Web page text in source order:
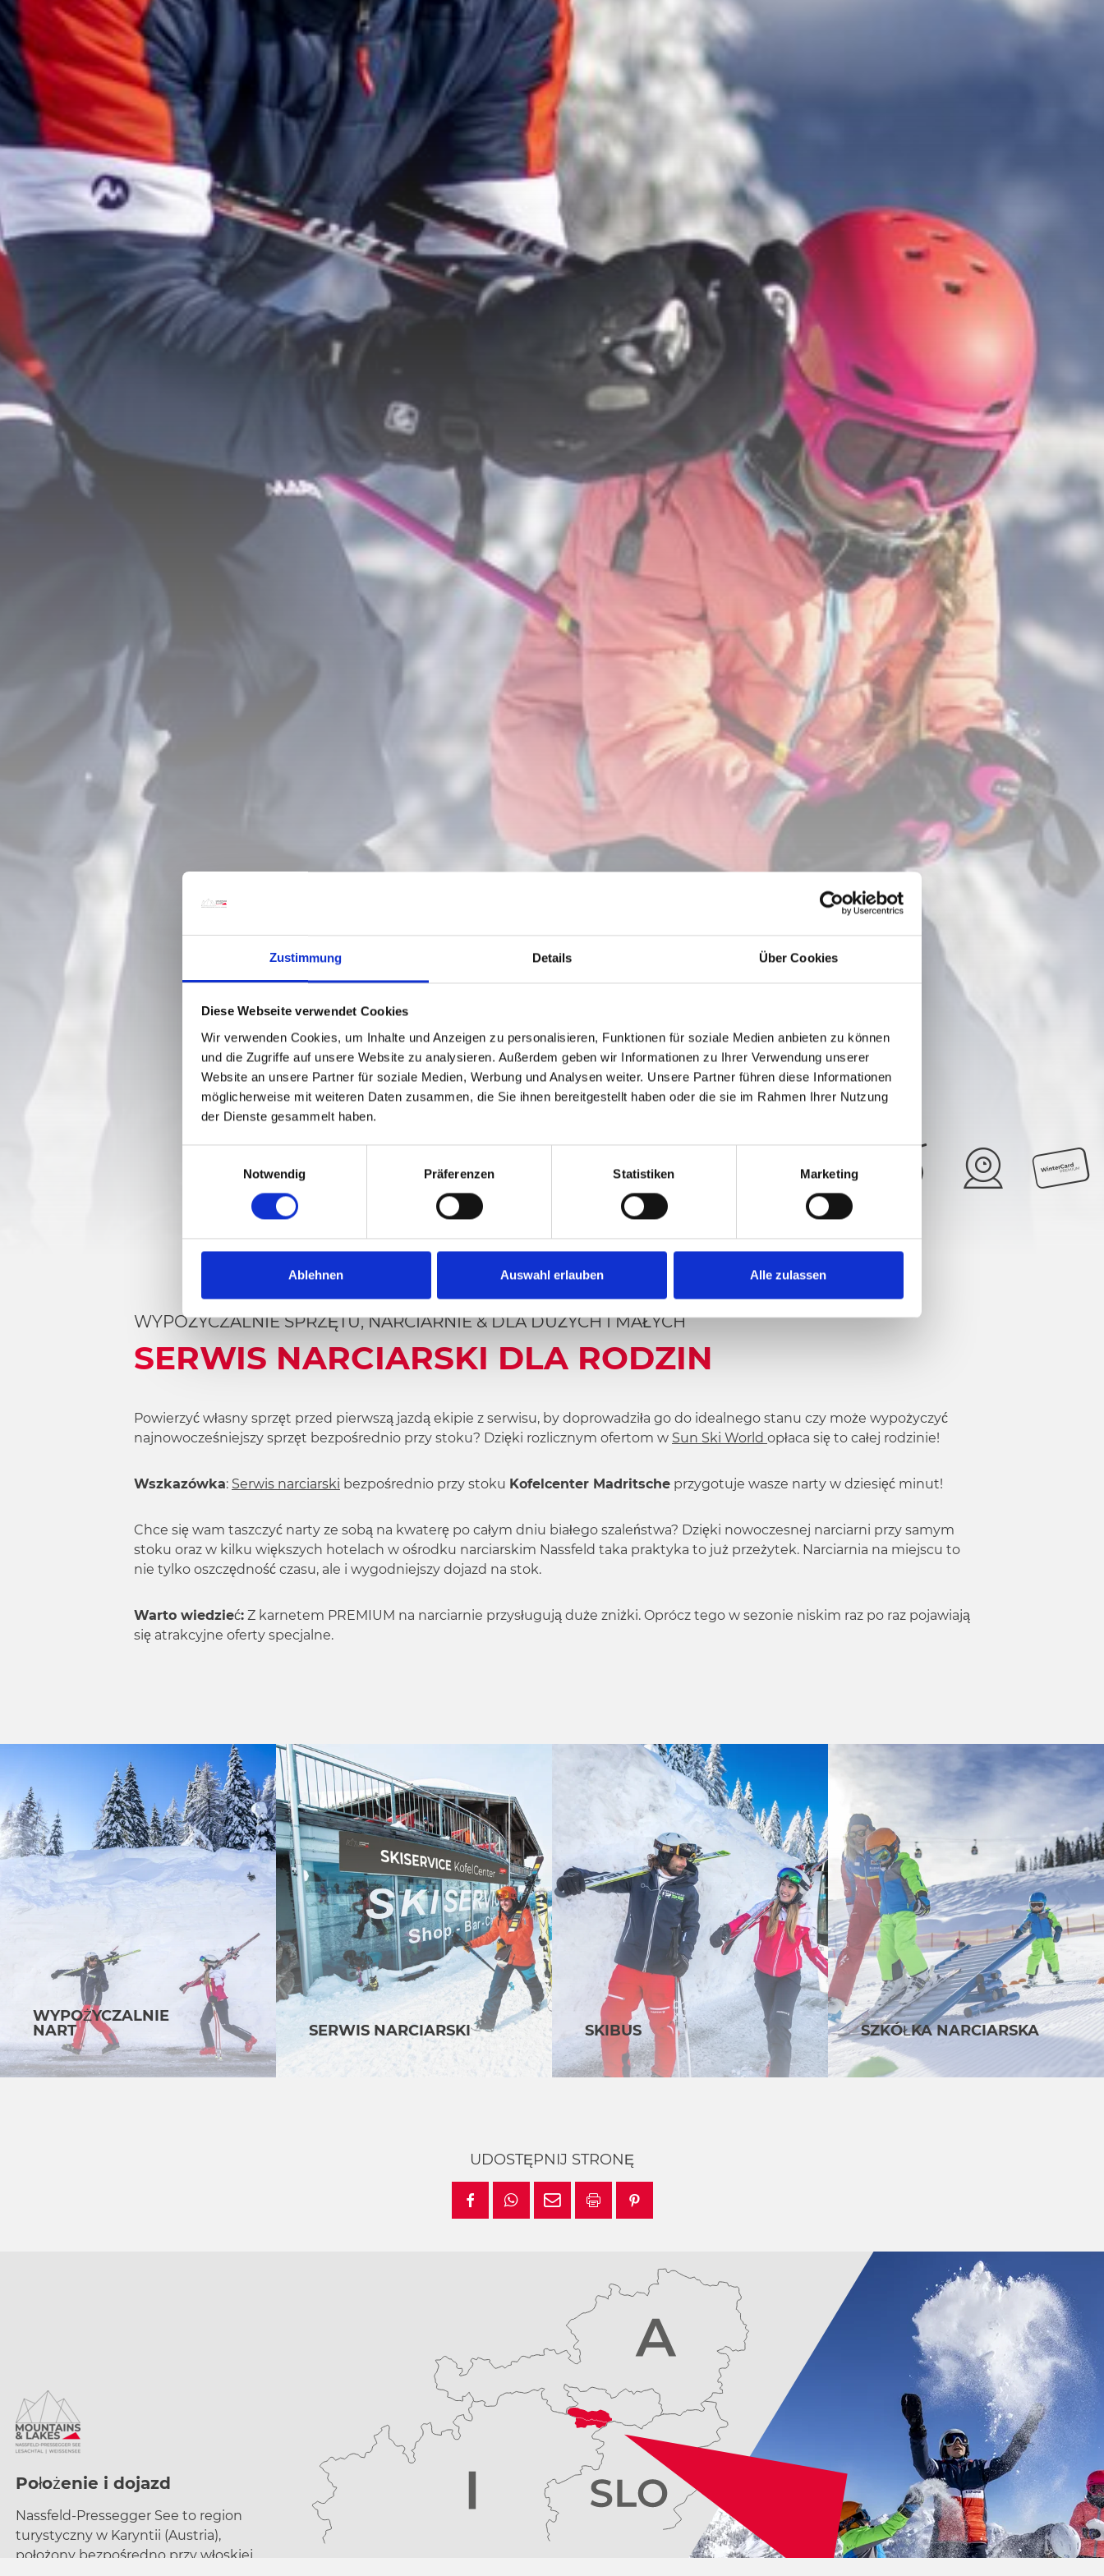
Zustimmung Details Über Cookies
Diese Webseite verwendet Cookies
Wir verwenden Cookies, um Inhalte und Anzeigen zu personalisieren, Funktionen für soziale Medien anbieten zu können
und die Zugriffe auf unsere Website zu analysieren. Außerdem geben wir Informationen zu Ihrer Verwendung unserer
Website an unsere Partner für soziale Medien, Werbung und Analysen weiter. Unsere Partner führen diese Informationen
möglicherweise mit weiteren Daten zusammen, die Sie ihnen bereitgestellt haben oder die sie im Rahmen Ihrer Nutzung
der Dienste gesammelt haben.
g
u
n
g
a
l
Notwendig Präferenzen Statistiken Marketing
Ablehnen Auswahl erlauben Alle zulassen
24°
WYPOŻYCZALNIE SPRZĘTU, NARCIARNIE & DLA DUŻYCH I MAŁYCH
SERWIS NARCIARSKI DLA RODZIN
Powierzyć własny sprzęt przed pierwszą jazdą ekipie z serwisu, by doprowadziła go do idealnego stanu czy może wypożyczyć
najnowocześniejszy sprzęt bezpośrednio przy stoku? Dzięki rozlicznym ofertom w Sun Ski World opłaca się to całej rodzinie!
Wszkazówka: Serwis narciarski bezpośrednio przy stoku Kofelcenter Madritsche przygotuje wasze narty w dziesięć minut!
Chce się wam taszczyć narty ze sobą na kwaterę po całym dniu białego szaleństwa? Dzięki nowoczesnej narciarni przy samym
stoku oraz w kilku większych hotelach w ośrodku narciarskim Nassfeld taka praktyka to już przeżytek. Narciarnia na miejscu to
nie tylko oszczędność czasu, ale i wygodniejszy dojazd na stok.
Warto wiedzieć: Z karnetem PREMIUM na narciarnie przysługują duże zniżki. Oprócz tego w sezonie niskim raz po raz pojawiają
się atrakcyjne oferty specjalne.
WYPOŻYCZALNIE
NART
SERWIS NARCIARSKI SKIBUS SZKÓŁKA NARCIARSKA
UDOSTĘPNIJ STRONĘ
Położenie i dojazd
Nassfeld-Pressegger See to region
turystyczny w Karyntii (Austria),
położony bezpośredno przy włoskiej